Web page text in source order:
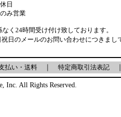
日
み営業
く24時間受け付け致しております。
日のメールのお問い合わせにつきまし
払い・送料｜ 特定商取引法表記
Inc. All Rights Reserved.